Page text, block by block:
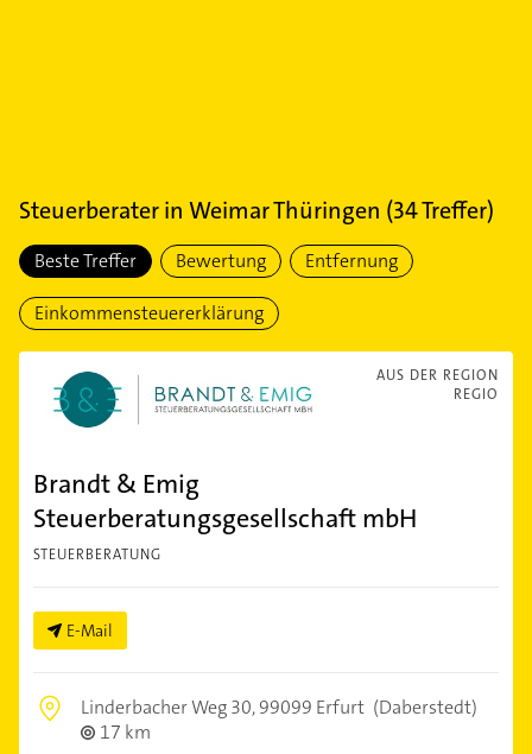
Steuerberaterin Weimar Thüringen (34Treffer)
Beste Treffer Bewertung Entfernung
Einkommensteuererklärung
AUS DER REGION
REGIO
Brandt & Emig
Steuerberatungsgesellschaft mbH
STEUERBERATUNG
E-Mail
Linderbacher Weg 30,99099 Erfurt (Daberstedt)
17 km